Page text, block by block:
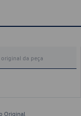
Original